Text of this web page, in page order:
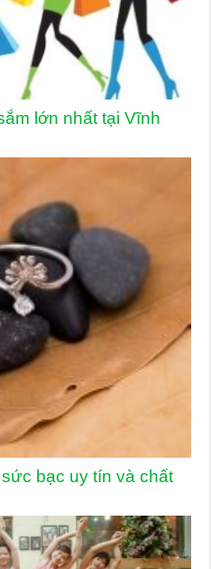
lớn nhất tại Vĩnh
bạc uy tín và chất